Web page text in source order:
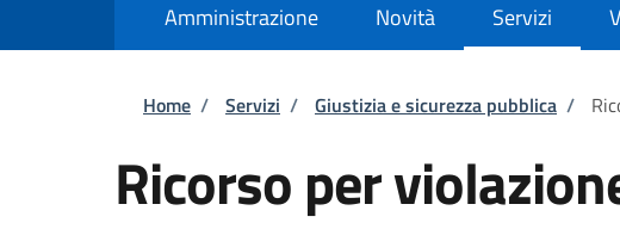
Amministrazione Novità Servizi
Briciole di pane
Home / Servizi / Giustizia e sicurezza pubblica /
Ricorso per